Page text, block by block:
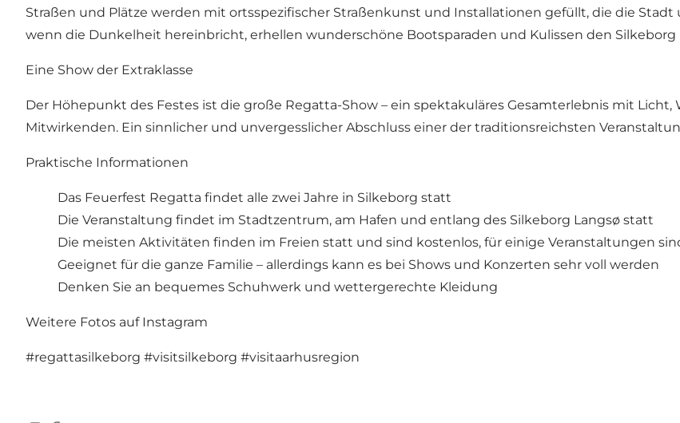
Straßen und Plätze werden mit ortsspezifischer Straßenkunst und Installationen gefüllt, die die
wenn die Dunkelheit hereinbricht, erhellen wunderschöne Bootsparaden und Kulissen den Silkeborg
Eine Show der Extraklasse
Der Höhepunkt des Festes ist die große Regatta-Show – ein spektakuläres Gesamterlebnis mit Licht,
Mitwirkenden. Ein sinnlicher und unvergesslicher Abschluss einer der traditionsreichsten
Praktische Informationen
Das Feuerfest Regatta findet alle zwei Jahre in Silkeborg statt
Die Veranstaltung findet im Stadtzentrum, am Hafen und entlang des Silkeborg Langsø statt
Die meisten Aktivitäten finden im Freien statt und sind kostenlos, für einige Veranstaltungen
Geeignet für die ganze Familie – allerdings kann es bei Shows und Konzerten sehr voll werden
Denken Sie an bequemes Schuhwerk und wettergerechte Kleidung
Weitere Fotos auf Instagram
#regattasilkeborg #visitsilkeborg #visitaarhusregion